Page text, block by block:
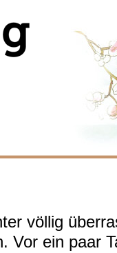
völlig
Vor ein paar